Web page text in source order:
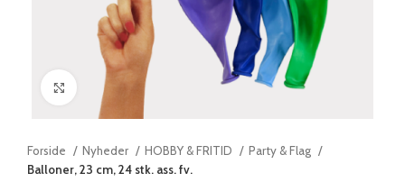
Klik for at forstørre
Forside Nyheder HOBBY & FRITID
Party & Flag
Balloner, 23 cm, 24 stk. ass. fv.